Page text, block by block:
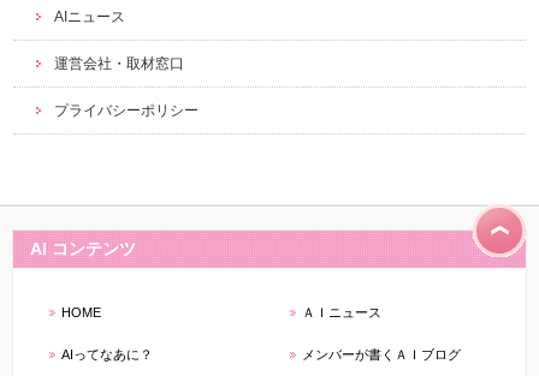
AIニュース
運営会社・取材窓口
プライバシーポリシー
AI コンテンツ
HOME
AIってなあに？
ＡＩニュース
メンバーが書くＡＩブログ